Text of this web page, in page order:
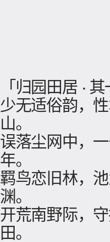
「归园田居 · 其
少无适俗韵，
山。
误落尘网中，
年。
羁鸟恋旧林，
渊。
开荒南野际，
田。